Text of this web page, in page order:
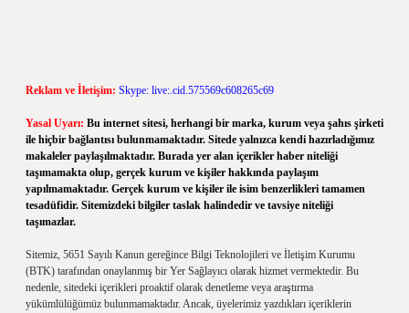
Reklam ve İletişim: Skype: live:.cid.575569c608265c69
Yasal Uyarı: Bu internet sitesi, herhangi bir marka, kurum veya şahıs şirketi
ile hiçbir bağlantısı bulunmamaktadır. Sitede yalnızca kendi hazırladığımız
makaleler paylaşılmaktadır. Burada yer alan içerikler haber niteliği
taşımamakta olup, gerçek kurum ve kişiler hakkında paylaşım
yapılmamaktadır. Gerçek kurum ve kişiler ile isim benzerlikleri tamamen
tesadüfidir. Sitemizdeki bilgiler taslak halindedir ve tavsiye niteliği
taşımazlar.
Sitemiz, 5651 Sayılı Kanun gereğince Bilgi Teknolojileri ve İletişim Kurumu
(BTK) tarafından onaylanmış bir Yer Sağlayıcı olarak hizmet vermektedir. Bu
nedenle, sitedeki içerikleri proaktif olarak denetleme veya araştırma
yükümlülüğümüz bulunmamaktadır. Ancak, üyelerimiz yazdıkları içeriklerin